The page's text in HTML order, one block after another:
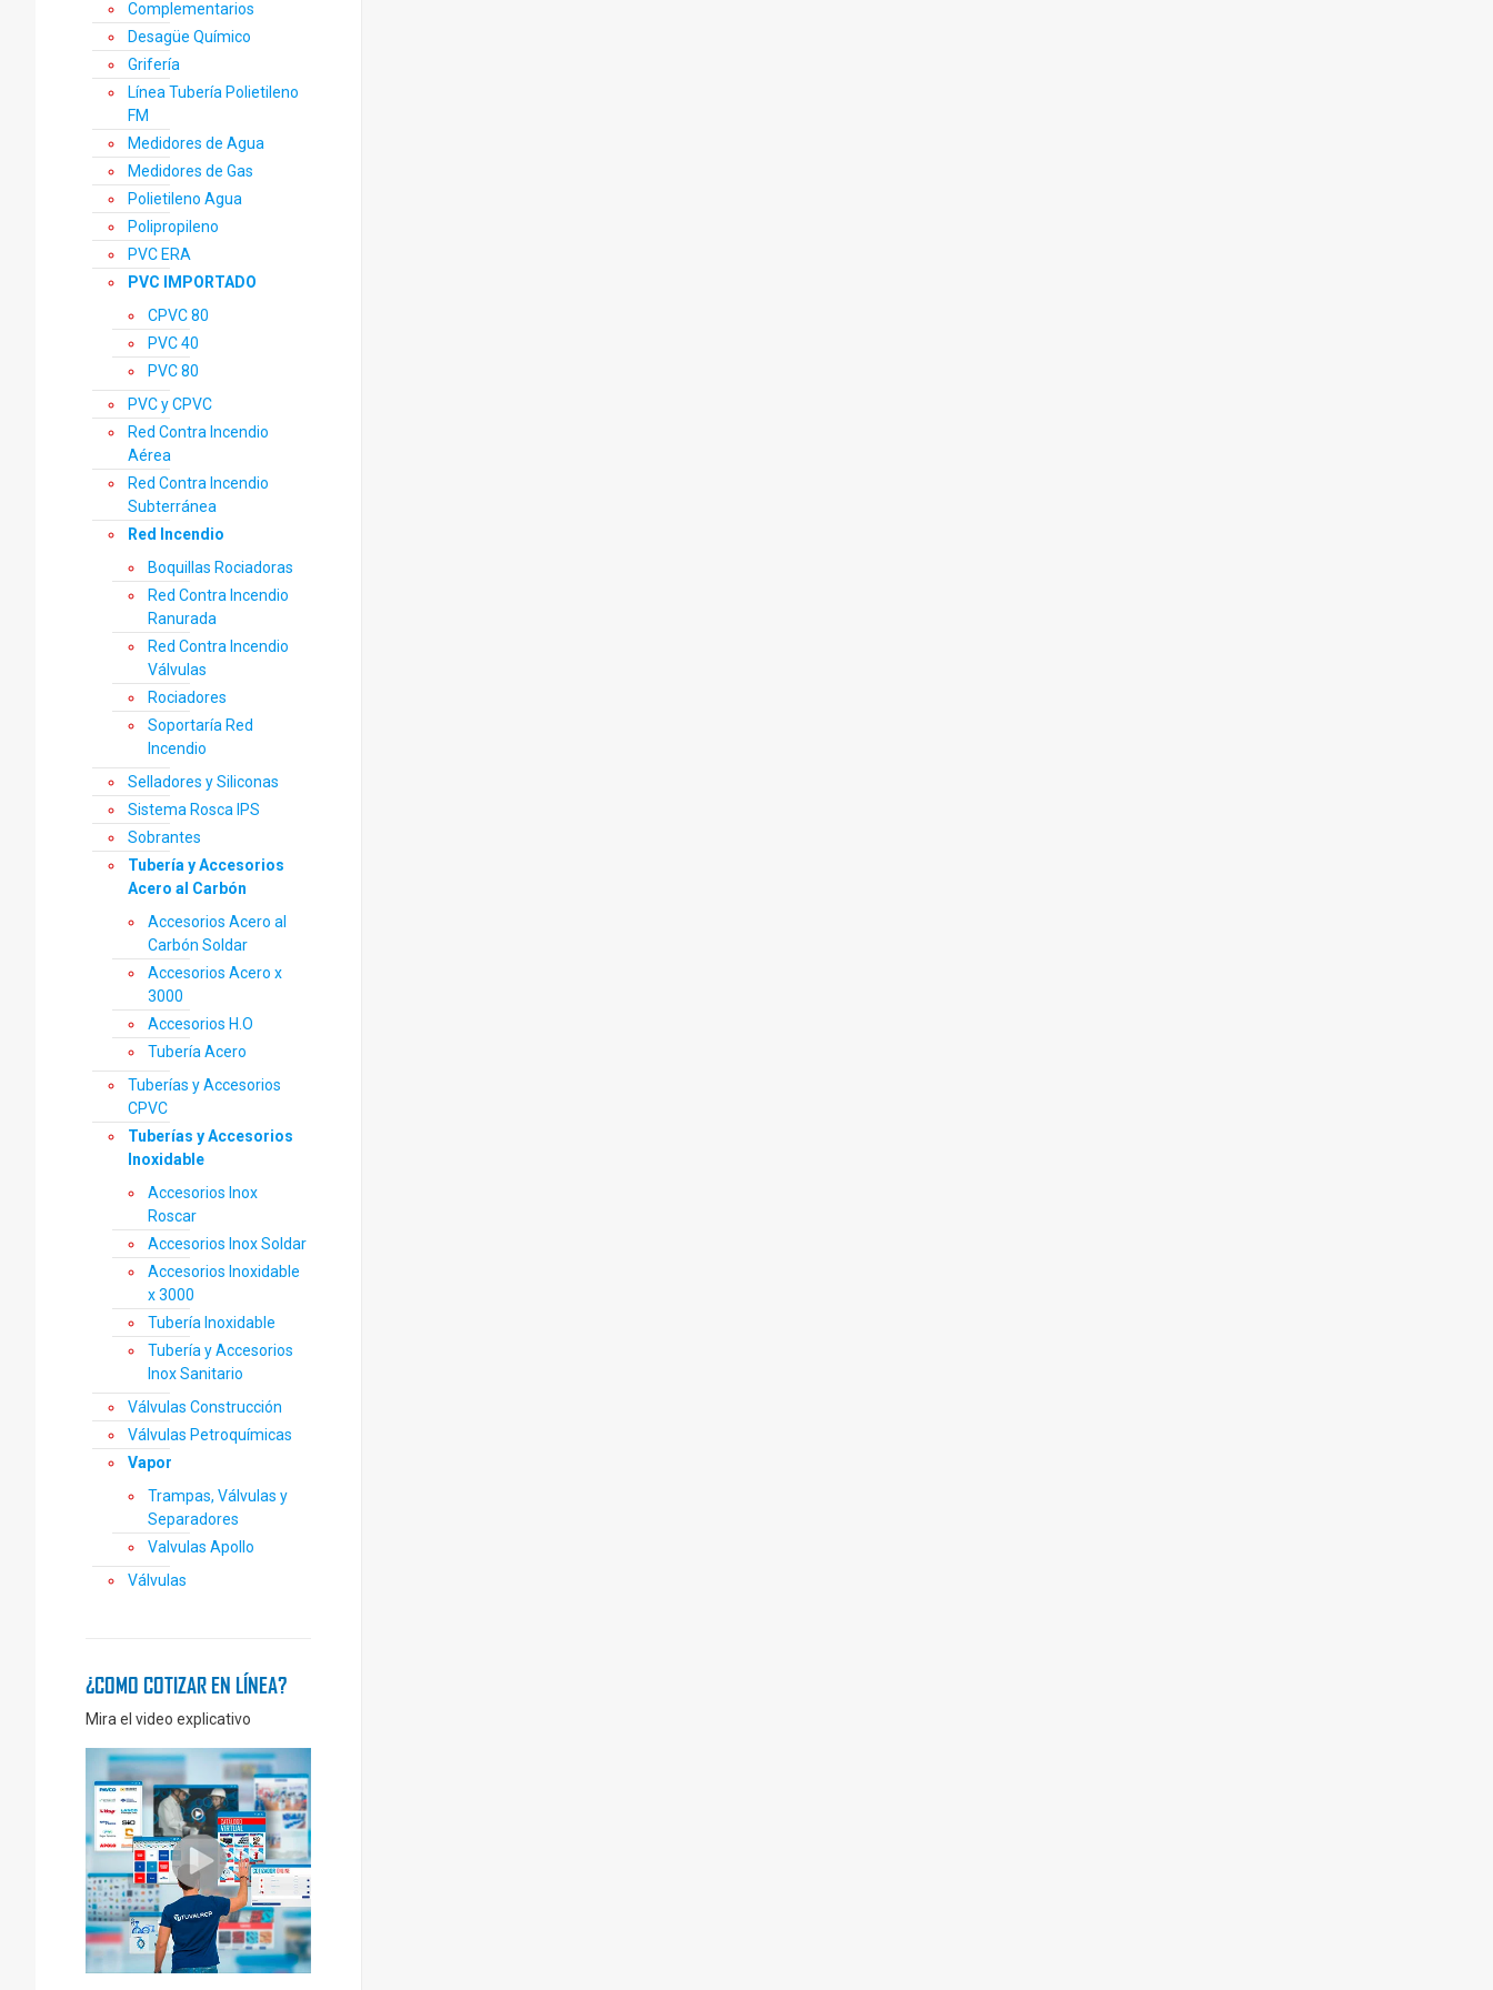
Complementarios
Desagüe Químico
Grifería
Línea Tubería Polietileno
FM
Medidores de Agua
Medidores de Gas
Polietileno Agua
Polipropileno
PVC ERA
PVC IMPORTADO
CPVC 80
PVC 40
PVC 80
PVC y CPVC
Red Contra Incendio
Aérea
Red Contra Incendio
Subterránea
Red Incendio
Boquillas Rociadoras
Red Contra Incendio
Ranurada
Red Contra Incendio
Válvulas
Rociadores
Soportaría Red
Incendio
Selladores y Siliconas
Sistema Rosca IPS
Sobrantes
Tubería y Accesorios
Acero al Carbón
Accesorios Acero al
Carbón Soldar
Accesorios Acero x
3000
Accesorios H.O
Tubería Acero
Tuberías y Accesorios
CPVC
Tuberías y Accesorios
Inoxidable
Accesorios Inox
Roscar
Accesorios Inox Soldar
Accesorios Inoxidable
x 3000
Tubería Inoxidable
Tubería y Accesorios
Inox Sanitario
Válvulas Construcción
Válvulas Petroquímicas
Vapor
Trampas, Válvulas y
Separadores
Valvulas Apollo
Válvulas
¿COMO COTIZAR EN LÍNEA?
Mira el video explicativo